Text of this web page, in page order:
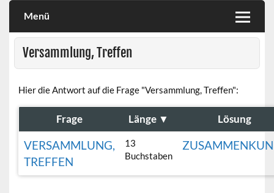
Menü
Versammlung, Treffen
Hier die Antwort auf die Frage "Versammlung, Treffen":
Frage Länge ▼ Lösung
VERSAMMLUNG,
TREFFEN
13
Buchstaben